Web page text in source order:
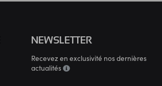
NEWSLETTER
Recevez en exclusivité nos dernières
actualités